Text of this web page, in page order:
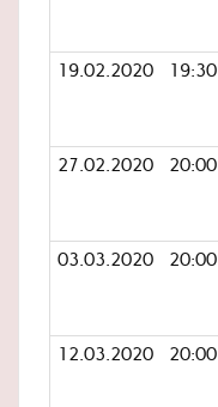
19.02.2020 19:30
27.02.2020 20:00
03.03.2020 20:00
12.03.2020 20:00